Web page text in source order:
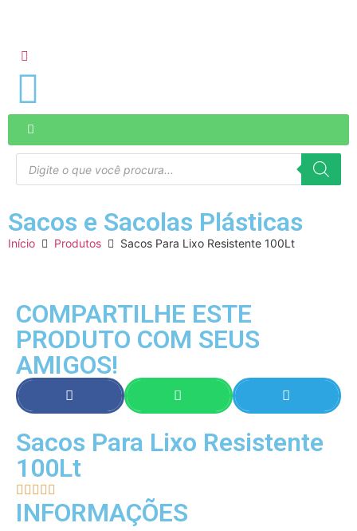
Sacos e Sacolas Plásticas
Início Produtos Sacos Para Lixo Resistente 100Lt
COMPARTILHE ESTE
PRODUTO COM SEUS
AMIGOS!
Sacos Para Lixo Resistente
100Lt
    
INFORMAÇÕES